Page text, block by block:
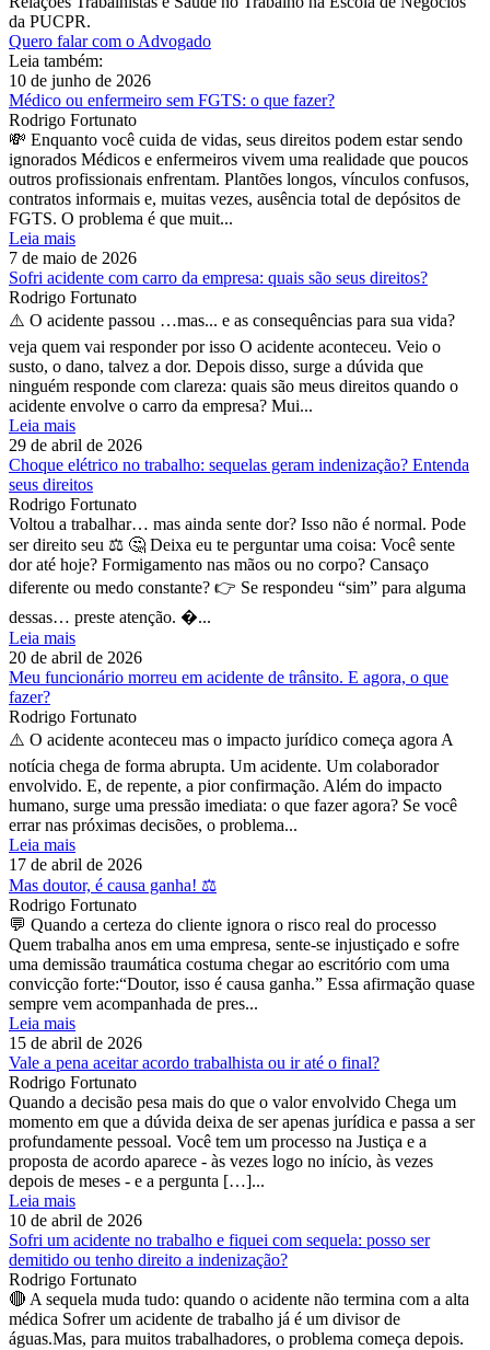
da PUCPR.
Quero falar com o Advogado
Leia também:
10 de junho de 2026
Médico ou enfermeiro sem FGTS: o que fazer?
Rodrigo Fortunato
💸 Enquanto você cuida de vidas, seus direitos podem estar sendo
ignorados Médicos e enfermeiros vivem uma realidade que poucos
outros profissionais enfrentam. Plantões longos, vínculos confusos,
contratos informais e, muitas vezes, ausência total de depósitos de
FGTS. O problema é que muit...
Leia mais
7 de maio de 2026
Sofri acidente com carro da empresa: quais são seus direitos?
Rodrigo Fortunato
⚠️ O acidente passou …mas... e as consequências para sua vida?
veja quem vai responder por isso O acidente aconteceu. Veio o
susto, o dano, talvez a dor. Depois disso, surge a dúvida que
ninguém responde com clareza: quais são meus direitos quando o
acidente envolve o carro da empresa? Mui...
Leia mais
29 de abril de 2026
Choque elétrico no trabalho: sequelas geram indenização? Entenda
seus direitos
Rodrigo Fortunato
Voltou a trabalhar… mas ainda sente dor? Isso não é normal. Pode
ser direito seu ⚖️ 🤔 Deixa eu te perguntar uma coisa: Você sente
dor até hoje? Formigamento nas mãos ou no corpo? Cansaço
diferente ou medo constante? 👉 Se respondeu “sim” para alguma
dessas… preste atenção. �...
Leia mais
20 de abril de 2026
Meu funcionário morreu em acidente de trânsito. E agora, o que
fazer?
Rodrigo Fortunato
⚠️ O acidente aconteceu mas o impacto jurídico começa agora A
notícia chega de forma abrupta. Um acidente. Um colaborador
envolvido. E, de repente, a pior confirmação. Além do impacto
humano, surge uma pressão imediata: o que fazer agora? Se você
errar nas próximas decisões, o problema...
Leia mais
17 de abril de 2026
Mas doutor, é causa ganha! ⚖️
Rodrigo Fortunato
💬 Quando a certeza do cliente ignora o risco real do processo
Quem trabalha anos em uma empresa, sente-se injustiçado e sofre
uma demissão traumática costuma chegar ao escritório com uma
convicção forte:“Doutor, isso é causa ganha.” Essa afirmação quase
sempre vem acompanhada de pres...
Leia mais
15 de abril de 2026
Vale a pena aceitar acordo trabalhista ou ir até o final?
Rodrigo Fortunato
Quando a decisão pesa mais do que o valor envolvido Chega um
momento em que a dúvida deixa de ser apenas jurídica e passa a ser
profundamente pessoal. Você tem um processo na Justiça e a
proposta de acordo aparece - às vezes logo no início, às vezes
depois de meses - e a pergunta […]...
Leia mais
10 de abril de 2026
Sofri um acidente no trabalho e fiquei com sequela: posso ser
demitido ou tenho direito a indenização?
Rodrigo Fortunato
🔴 A sequela muda tudo: quando o acidente não termina com a alta
médica Sofrer um acidente de trabalho já é um divisor de
águas.Mas, para muitos trabalhadores, o problema começa depois.